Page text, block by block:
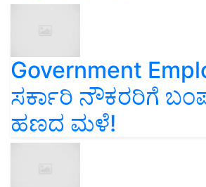
Government
ಸರ್ಕಾರಿ ನೌಕರರಿಗೆ
ಹಣದ ಮಳೆ!